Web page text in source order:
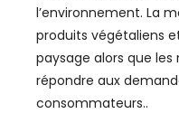
l’environnement. La
produits végétaliens
paysage alors que
répondre aux
consommateurs..